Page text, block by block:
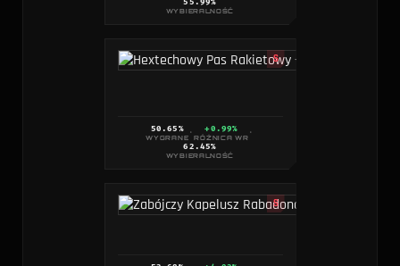
55.99%
WYBIERALNOŚĆ
S
50.65%
WYGRANE · +0.99%
RÓŻNICA WR ·
62.45%
WYBIERALNOŚĆ
S